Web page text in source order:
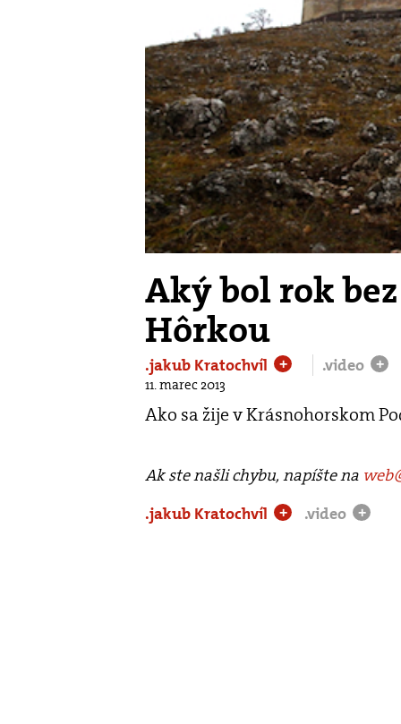
Aký bol rok
Hôrkou
.jakub Kratochvíl + .video +
11. marec 2013
Ako sa žije v Krásnohorskom
Ak ste našli chybu, napíšte na
.jakub Kratochvíl
+ .video +